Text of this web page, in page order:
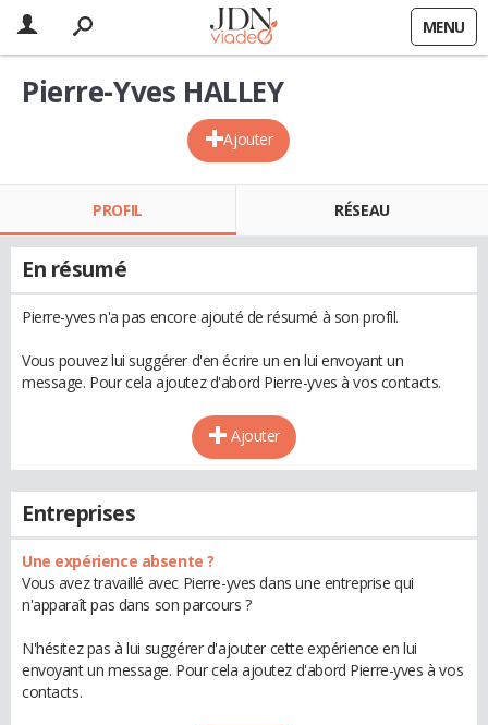
MENU
Ajouter
Pierre-Yves HALLEY
PROFIL RÉSEAU
En résumé
Pierre-yves n'a pas encore ajouté de résumé à son profil.
Vous pouvez lui suggérer d'en écrire un en lui envoyant un
message. Pour cela ajoutez d'abord Pierre-yves à vos contacts.
Ajouter
Entreprises
Une expérience absente ?
Vous avez travaillé avec Pierre-yves dans une entreprise qui
n'apparaît pas dans son parcours ?
N'hésitez pas à lui suggérer d'ajouter cette expérience en lui
envoyant un message. Pour cela ajoutez d'abord Pierre-yves à vos
contacts.